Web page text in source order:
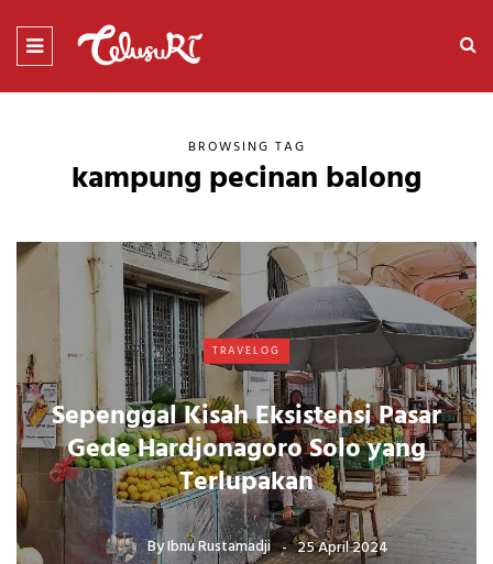
BROWSING TAG
kampung pecinan balong
TRAVELOG
Sepenggal Kisah Eksistensi Pasar
Gede Hardjonagoro Solo yang
Terlupakan
ByIbnu Rustamadji 25 April 2024